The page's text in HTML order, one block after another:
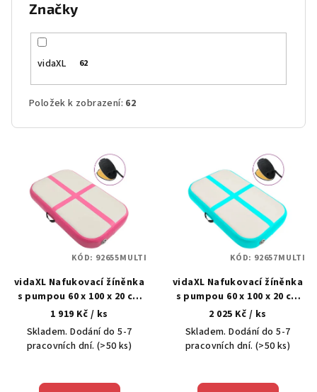
Značky
vidaXL 62
Položek k zobrazení: 62
ovidaXL Nafukovací žíněnka
s pumpou 60 x 100 x 20 cm
PVC růžová
1 919 Kč / ks
Skladem. Dodání do 5-7
pracovních dní.(>50 ks)
KÓD: 92655MULTI
vidaXL Nafukovací žíněnka
s pumpou 60 x 100 x 20 cm
PVC zelená
2 025 Kč / ks
Skladem. Dodání do 5-7
pracovních dní.(>50 ks)
KÓD: 92657MULTI